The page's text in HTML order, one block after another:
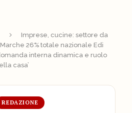
Imprese, cucine: settore da
26% totale nazionale Edi
interna dinamica e ruolo
casa’
REDAZIONE